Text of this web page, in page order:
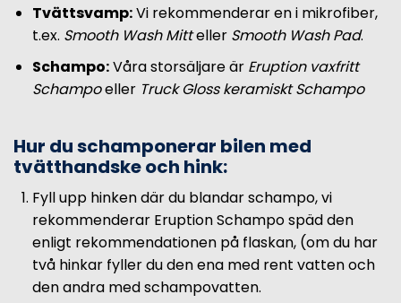
Tvättsvamp:Vi rekommenderar en i mikrofiber,
t.ex. Smooth Wash Mitteller Smooth Wash Pad.
Schampo:Våra storsäljare är Eruption vaxfritt
Schampoeller Truck Gloss keramiskt Schampo
Hur du schamponerar bilen med
tvätthandske och hink:
Fyll upp hinken där du blandar schampo, vi
rekommenderar Eruption Schampo späd den
enligt rekommendationen på flaskan, (om du har
två hinkar fyller du den ena med rent vatten och
den andra med schampovatten.